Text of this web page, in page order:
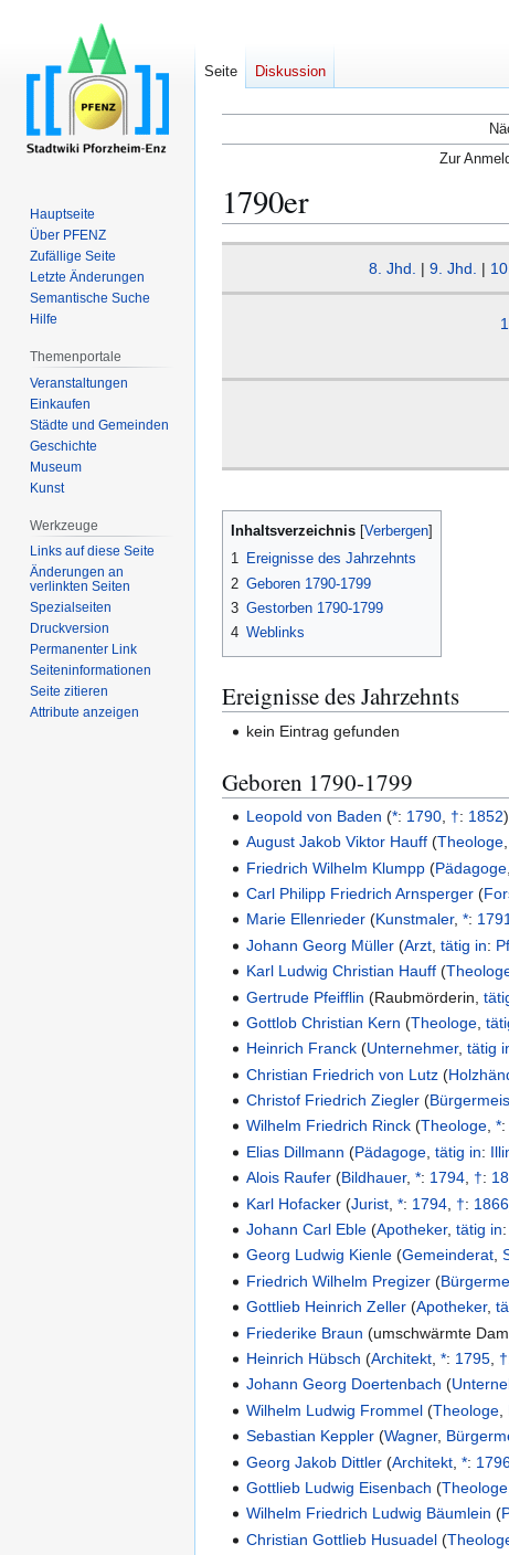
Zur
1790er
8. Jhd. | 9. Jhd. |
Inhaltsverzeichnis
1 Ereignisse des Jahrzehnts
2 Geboren 1790-1799
3 Gestorben 1790-1799
4 Weblinks
Ereignisse des Jahrzehnts
kein Eintrag gefunden
Geboren 1790-1799
Leopold von Baden (*: 1790 †: 1852)
August Jakob Viktor Hauff (Theologe
Friedrich Wilhelm Klumpp (Pädagoge
Carl Philipp Friedrich Arnsperger (
Marie Ellenrieder (Kunstmaler,*:
Johann Georg Müller (Arzt ,tätig in:
Karl Ludwig Christian Hauff (
Gertrude Pfeifflin (Raubmörderin ,
Gottlob Christian Kern (Theologe ,
Heinrich Franck (Unternehmer,tätig
Christian Friedrich von Lutz (
Christof Friedrich Ziegler (
Wilhelm Friedrich Rinck (Theologe,*:
Elias Dillmann (Pädagoge ,tätig in:
Alois Raufer (Bildhauer,*: 1794, †:
Karl Hofacker (Jurist ,*: 1794 †: 1866
Johann Carl Eble (Apotheker,tätig in:
Georg Ludwig Kienle (Gemeinderat,
Friedrich Wilhelm Pregizer (
Gottlieb Heinrich Zeller (Apotheker,
Friederike Braun (umschwärmte
Heinrich Hübsch (Architekt ,*: 1795 †
Johann Georg Doertenbach (
Wilhelm Ludwig Frommel (Theologe
Sebastian Keppler (Wagner,
Georg Jakob Dittler (Architekt ,*:
Gottlieb Ludwig Eisenbach (Theologe
Wilhelm Friedrich Ludwig Bäumlein (
Christian Gottlieb Husuadel (
Seite Diskussion
Hauptseite
Über PFENZ
Zufällige Seite
Letzte Änderungen
Semantische Suche
Hilfe
Themenportale
Veranstaltungen
Einkaufen
Städte und Gemeinden
Geschichte
Museum
Kunst
Werkzeuge
Links auf diese Seite
Änderungen an
verlinkten Seiten
Spezialseiten
Druckversion
Permanenter Link
Seiten­­informationen
Seite zitieren
Attribute anzeigen